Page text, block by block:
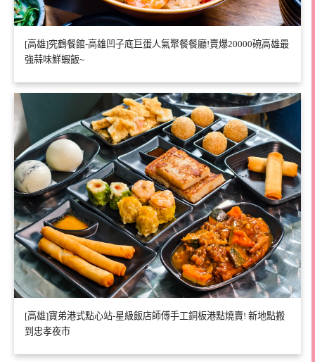
[高雄]究鶴餐館-高雄凹子底巨蛋人氣聚餐餐廳!賣爆20000碗高雄最
強蒜味鮮蝦飯~
[高雄]寶弟港式點心站-星級飯店師傅手工銅板港點燒賣! 新地點搬
到忠孝夜市